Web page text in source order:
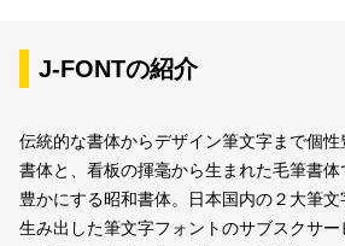
J-FONTの紹介
伝統的な書体からデザイン筆文字まで個
書体と、看板の揮毫から生まれた毛筆書
豊かにする昭和書体。日本国内の２大筆
生み出した筆文字フォントのサブスクサ